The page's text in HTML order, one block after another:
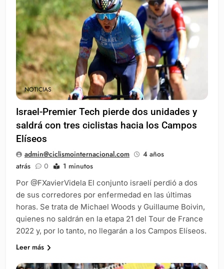
NOTICIAS
Israel-Premier Tech pierde dos unidades y
saldrá con tres ciclistas hacia los Campos
Elíseos
admin@ciclismointernacional.com
4 años
atrás
0 1 minutos
Por @FXavierVidela El conjunto israelí perdió a dos
de sus corredores por enfermedad en las últimas
horas. Se trata de Michael Woods y Guillaume Boivin,
quienes no saldrán en la etapa 21 del Tour de France
2022 y, por lo tanto, no llegarán a los Campos Elíseos.
Leer más